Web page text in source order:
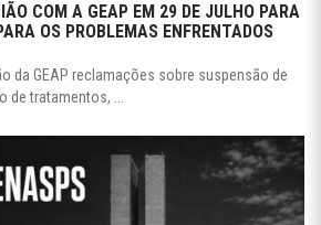
COM A GEAP EM 29 DE JULHO PARA
OS PROBLEMAS ENFRENTADOS
da GEAP reclamações sobre suspensão de
de tratamentos, ...